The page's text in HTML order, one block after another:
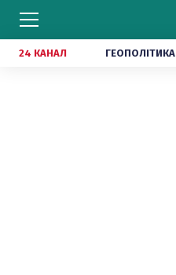
24 КАНАЛ ГЕОПОЛІТИКА